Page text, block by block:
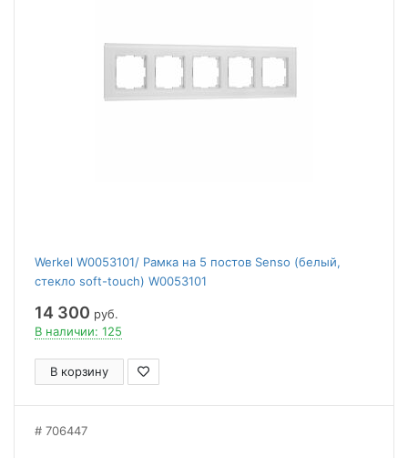
Werkel W0053101/ Рамка на 5 постов Senso (белый,
стекло soft-touch) W0053101
14 300 руб.
В наличии: 125
В корзину
706447